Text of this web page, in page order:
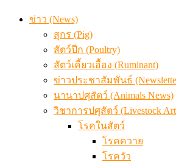
ข่าว (News)
สุกร (Pig)
สัตว์ปีก (Poultry)
สัตว์เคี้ยวเอื้อง (Ruminant)
ข่าวประชาสัมพันธ์
นานาปศุสัตว์ (Animals News)
วิชาการปศุสัตว์ (Livestock
โรคในสัตว์
โรคควาย
โรควัว